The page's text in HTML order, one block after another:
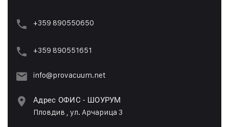
+359 890550650
+359 890551651
info@provacuum.net
Адрес ОФИС - ШОУРУМ
Пловдив , ул. Арчарица 3